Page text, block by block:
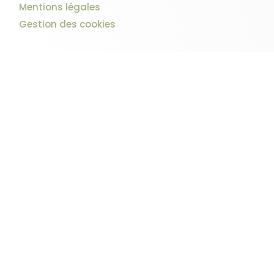
Mentions légales
Gestion des cookies